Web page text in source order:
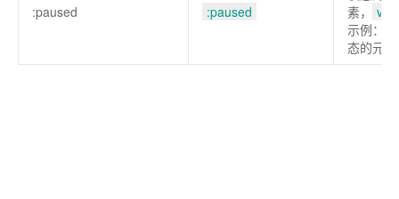
:paused :paused
素，
示例：
态的元